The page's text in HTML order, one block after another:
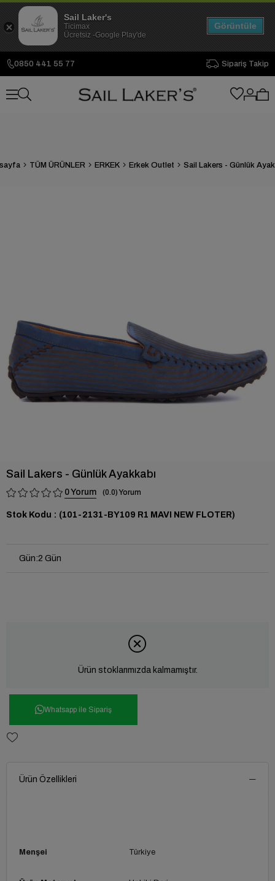
0850 441 55 77 Sipariş Takip
TÜM ÜRÜNLER ERKEK Erkek Outlet Sail Lakers - Günlük
Sail Lakers - Günlük Ayakkabı
0 0.0
Stok Kodu (101-2131-BY109 R1 MAVI NEW FLOTER)
Gün:2 Gün
Ürün stoklarımızda kalmamıştır.
Whatsapp ile Sipariş
Ürün Özellikleri
Menşei Türkiye
Sail Laker's
Ticimax
Ücretsiz -Google Play'de
Görüntüle